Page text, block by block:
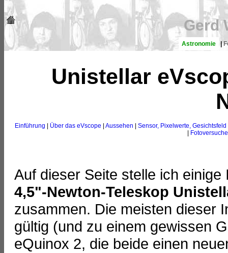
Gerd
Astronomie |
Unistellar
Einführung Über das eVscope Aussehen Sensor, Pixelwerte, Gesichtsfeld
Fotoversuche
Auf dieser Seite stelle ich
4,5"-Newton-Teleskop
zusammen. Die meisten dieser
gültig (und zu einem gewissen
eQuinox 2, die beide einen